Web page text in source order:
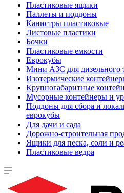
Пластиковые ящики
Паллеты и поддоны
Канистры пластиковые
Листовые пластики
Бочки
Пластиковые емкости
Еврокубы
Мини АЗС для дизельного
Изотермические
Крупногабаритные
Мусорные контейнеры и
Поддоны для сбора и
еврокубы
Для дачи и сада
Дорожно-строительная
Ящики для песка, соли и
Пластиковые ведра